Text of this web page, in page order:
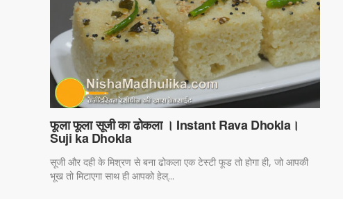
फूला फूला सूजी का ढोकला । Instant Rava Dhokla।
Suji ka Dhokla
सूजी और दही के मिश्रण से बना ढोकला एक टेस्टी फूड तो होगा ही, जो आपकी
भूख तो मिटाएगा साथ ही आपको हेल्...